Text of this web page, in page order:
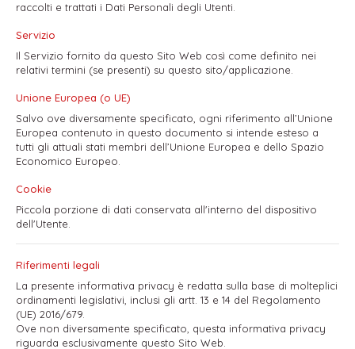
raccolti e trattati i Dati Personali degli Utenti.
Servizio
Il Servizio fornito da questo Sito Web così come definito nei
relativi termini (se presenti) su questo sito/applicazione.
Unione Europea (o UE)
Salvo ove diversamente specificato, ogni riferimento all’Unione
Europea contenuto in questo documento si intende esteso a
tutti gli attuali stati membri dell’Unione Europea e dello Spazio
Economico Europeo.
Cookie
Piccola porzione di dati conservata all'interno del dispositivo
dell'Utente.
Riferimenti legali
La presente informativa privacy è redatta sulla base di molteplici
ordinamenti legislativi, inclusi gli artt. 13 e 14 del Regolamento
(UE) 2016/679.
Ove non diversamente specificato, questa informativa privacy
riguarda esclusivamente questo Sito Web.